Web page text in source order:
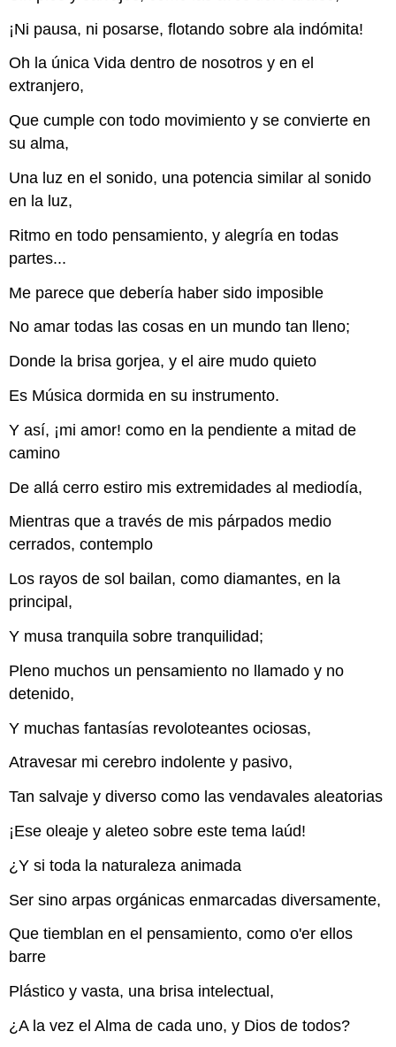
¡Ni pausa, ni posarse, flotando sobre ala indómita!
Oh la única Vida dentro de nosotros y en el
extranjero,
Que cumple con todo movimiento y se convierte en
su alma,
Una luz en el sonido, una potencia similar al sonido
en la luz,
Ritmo en todo pensamiento, y alegría en todas
partes...
Me parece que debería haber sido imposible
No amar todas las cosas en un mundo tan lleno;
Donde la brisa gorjea, y el aire mudo quieto
Es Música dormida en su instrumento.
Y así, ¡mi amor! como en la pendiente a mitad de
camino
De allá cerro estiro mis extremidades al mediodía,
Mientras que a través de mis párpados medio
cerrados, contemplo
Los rayos de sol bailan, como diamantes, en la
principal,
Y musa tranquila sobre tranquilidad;
Pleno muchos un pensamiento no llamado y no
detenido,
Y muchas fantasías revoloteantes ociosas,
Atravesar mi cerebro indolente y pasivo,
Tan salvaje y diverso como las vendavales aleatorias
¡Ese oleaje y aleteo sobre este tema laúd!
¿Y si toda la naturaleza animada
Ser sino arpas orgánicas enmarcadas diversamente,
Que tiemblan en el pensamiento, como o'er ellos
barre
Plástico y vasta, una brisa intelectual,
¿A la vez el Alma de cada uno, y Dios de todos?